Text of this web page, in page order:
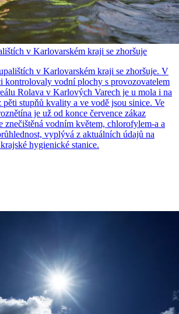
v Karlovarském kraji se zhoršuje
v Karlovarském kraji se zhoršuje. V
kontrolovaly vodní plochy s provozovatelem
Rolava v Karlových Varech je u mola i na
pěti stupňů kvality a ve vodě jsou sinice. Ve
je už od konce července zákaz
znečištěná vodním květem, chlorofylem-a a
vyplývá z aktuálních údajů na
hygienické stanice.